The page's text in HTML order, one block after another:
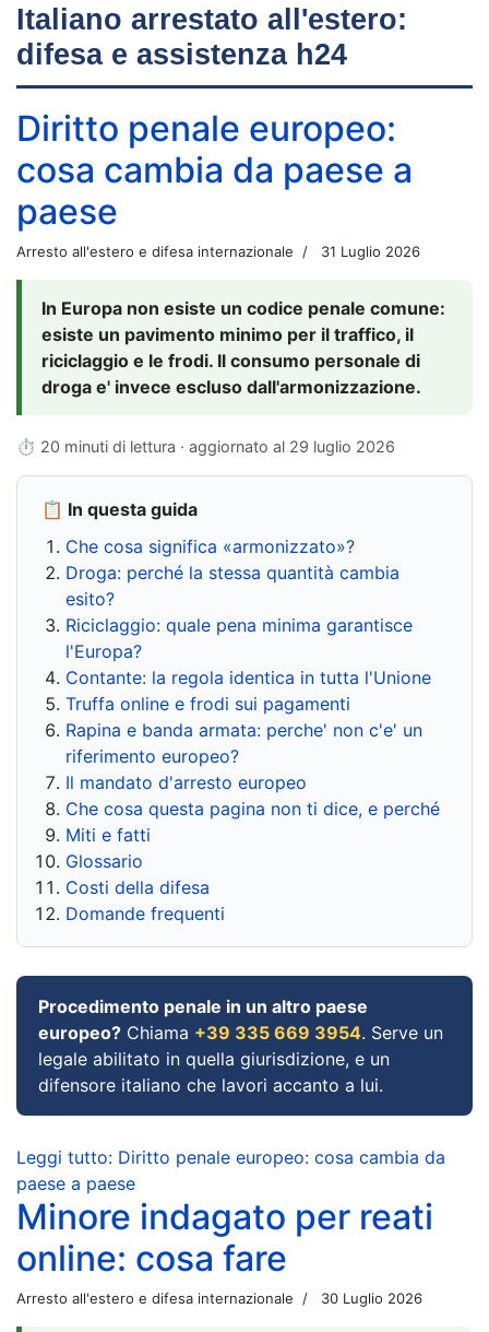
Italiano arrestato all'estero:
difesa e assistenza h24
Diritto penale europeo:
cosa cambia da paese a
paese
Arresto all'estero e difesa internazionale 31 Luglio 2026
In Europa non esiste un codice penale comune:
esiste un pavimento minimo per il traffico, il
riciclaggio e le frodi. Il consumo personale di
droga e' invece escluso dall'armonizzazione.
⏱ 20 minuti di lettura · aggiornato al 29 luglio 2026
📋 In questa guida
Che cosa significa «armonizzato»?
Droga: perché la stessa quantità cambia
esito?
Riciclaggio: quale pena minima garantisce
l'Europa?
Contante: la regola identica in tutta l'Unione
Truffa online e frodi sui pagamenti
Rapina e banda armata: perche' non c'e' un
riferimento europeo?
Il mandato d'arresto europeo
Che cosa questa pagina non ti dice, e perché
Miti e fatti
Glossario
Costi della difesa
Domande frequenti
Procedimento penale in un altro paese
europeo? Chiama +39 335 669 3954. Serve un
legale abilitato in quella giurisdizione, e un
difensore italiano che lavori accanto a lui.
Leggi tutto: Diritto penale europeo: cosa cambia da
paese a paese
Minore indagato per reati
online: cosa fare
Arresto all'estero e difesa internazionale 30 Luglio 2026